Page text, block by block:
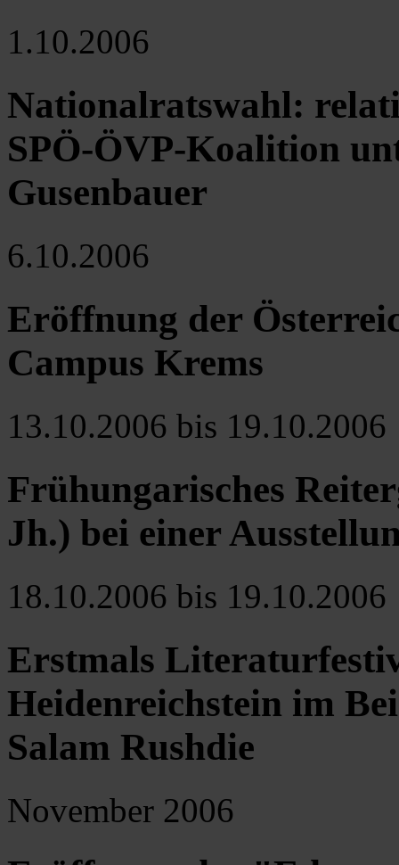
1.10.2006
Nationalratswahl:
SPÖ-ÖVP-Koalition
Gusenbauer
6.10.2006
Eröffnung der
Campus Krems
13.10.2006 bis 19.10.2006
Frühungarisches
Jh.) bei einer
18.10.2006 bis 19.10.2006
Erstmals
Heidenreichstein im
Salam Rushdie
November 2006